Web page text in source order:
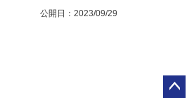
公開日：2023/09/29